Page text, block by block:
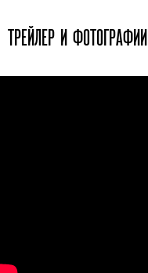
ТРЕЙЛЕР И ФОТОГРАФИИ